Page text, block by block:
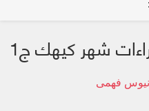
Toggle
شهر كيهك ج1
فهمى